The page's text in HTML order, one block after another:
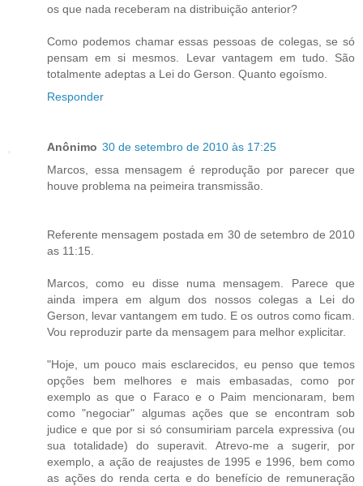
os que nada receberam na distribuição anterior?
Como podemos chamar essas pessoas de colegas, se só
pensam em si mesmos. Levar vantagem em tudo. São
totalmente adeptas a Lei do Gerson. Quanto egoísmo.
Responder
Anônimo 30 de setembro de 2010 às 17:25
Marcos, essa mensagem é reprodução por parecer que
houve problema na peimeira transmissão.
Referente mensagem postada em 30 de setembro de 2010
as 11:15.
Marcos, como eu disse numa mensagem. Parece que
ainda impera em algum dos nossos colegas a Lei do
Gerson, levar vantangem em tudo. E os outros como ficam.
Vou reproduzir parte da mensagem para melhor explicitar.
"Hoje, um pouco mais esclarecidos, eu penso que temos
opções bem melhores e mais embasadas, como por
exemplo as que o Faraco e o Paim mencionaram, bem
como "negociar" algumas ações que se encontram sob
judice e que por si só consumiriam parcela expressiva (ou
sua totalidade) do superavit. Atrevo-me a sugerir, por
exemplo, a ação de reajustes de 1995 e 1996, bem como
as ações do renda certa e do benefício de remuneração